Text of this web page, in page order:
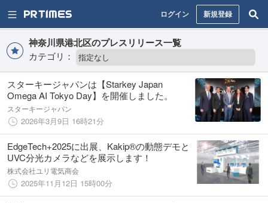
ログイン 新規登録
神奈川県港北区のプレスリリース一覧
カテゴリ：
スターキージャパンは【Starkey Japan
Omega AI Tokyo Day】を開催しました。
スターキージャパン
2026年3月9日 16時21分
EdgeTech+2025に出展、Kakip®の動態デモと
UVC分光カメラなどを展示します！
株式会社ユリ電気商会
2025年11月12日 15時00分